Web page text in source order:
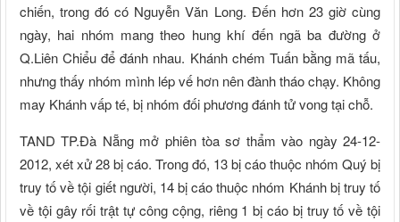
chiến, trong đó có Nguyễn Văn Long. Đến hơn 23 giờ cùng
ngày, hai nhóm mang theo hung khí đến ngã ba đường ở
Q.Liên Chiểu để đánh nhau. Khánh chém Tuấn bằng mã tấu,
nhưng thấy nhóm mình lép vế hơn nên đành tháo chạy. Không
may Khánh vấp té, bị nhóm đối phương đánh tử vong tại chỗ.
TAND TP.Đà Nẵng mở phiên tòa sơ thẩm vào ngày 24-12-
2012, xét xử 28 bị cáo. Trong đó, 13 bị cáo thuộc nhóm Quý bị
truy tố về tội giết người, 14 bị cáo thuộc nhóm Khánh bị truy tố
về tội gây rối trật tự công cộng, riêng 1 bị cáo bị truy tố về tội